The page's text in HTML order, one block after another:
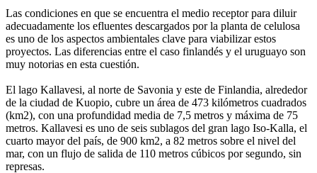
Las condiciones en que se encuentra el medio receptor para diluir
adecuadamente los efluentes descargados por la planta de celulosa
es uno de los aspectos ambientales clave para viabilizar estos
proyectos. Las diferencias entre el caso finlandés y el uruguayo son
muy notorias en esta cuestión.
El lago Kallavesi, al norte de Savonia y este de Finlandia, alrededor
de la ciudad de Kuopio, cubre un área de 473 kilómetros cuadrados
(km2), con una profundidad media de 7,5 metros y máxima de 75
metros. Kallavesi es uno de seis sublagos del gran lago Iso-Kalla, el
cuarto mayor del país, de 900 km2, a 82 metros sobre el nivel del
mar, con un flujo de salida de 110 metros cúbicos por segundo, sin
represas.